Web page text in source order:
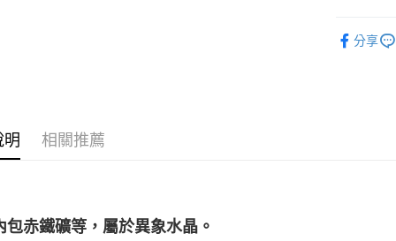
賣家宅配
分享
明 相關推薦
包赤鐵礦等，屬於異象水晶。